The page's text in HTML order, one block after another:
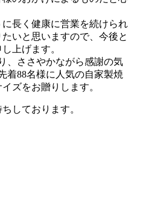
長く健康に営業を続けられ
いと思いますので、今後と
上げます。
、ささやかながら感謝の気
着88名様に人気の自家製焼
ズをお贈りします。
しております。